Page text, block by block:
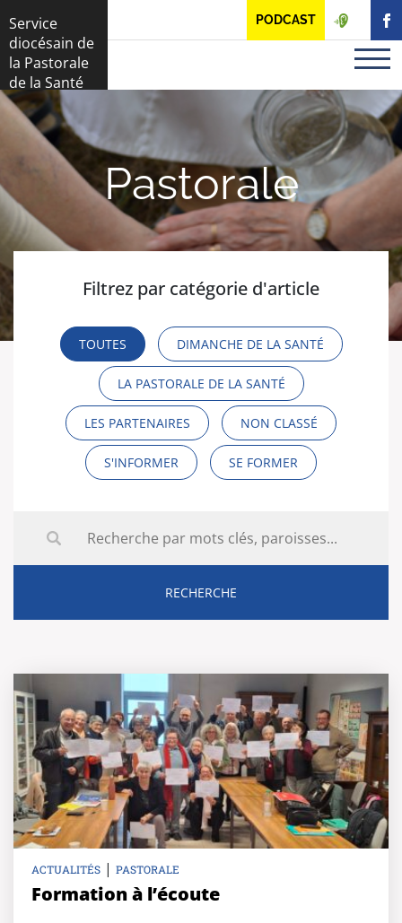
PODCAST
Service
diocésain de
la Pastorale
de la Santé
Pastorale
Filtrez par catégorie d'article
TOUTES DIMANCHE DE LA SANTÉ
LA PASTORALE DE LA SANTÉ
LES PARTENAIRES NON CLASSÉ
S'INFORMER SE FORMER
ACTUALITÉS | PASTORALE
Formation à l’écoute